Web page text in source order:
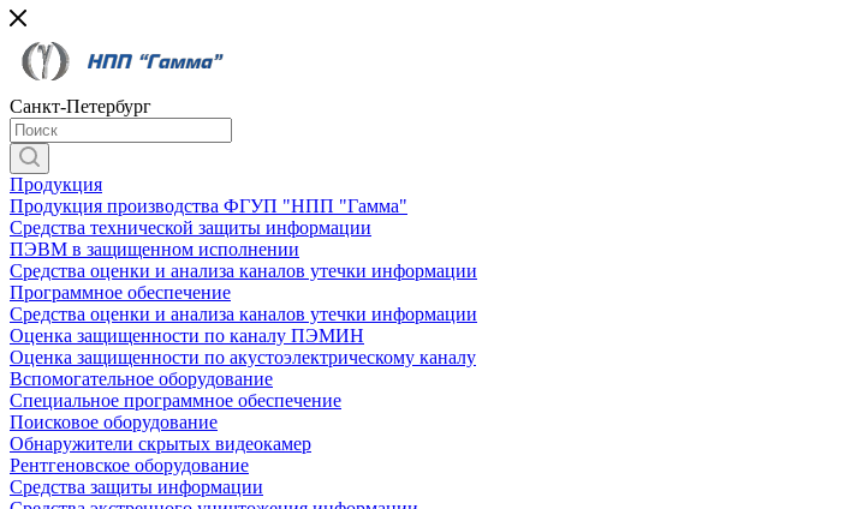
Санкт-Петербург
Продукция
Продукция производства ФГУП "НПП "Гамма"
Средства технической защиты информации
ПЭВМ в защищенном исполнении
Средства оценки и анализа каналов утечки информации
Программное обеспечение
Средства оценки и анализа каналов утечки информации
Оценка защищенности по каналу ПЭМИН
Оценка защищенности по акустоэлектрическому каналу
Вспомогательное оборудование
Специальное программное обеспечение
Поисковое оборудование
Обнаружители скрытых видеокамер
Рентгеновское оборудование
Средства защиты информации